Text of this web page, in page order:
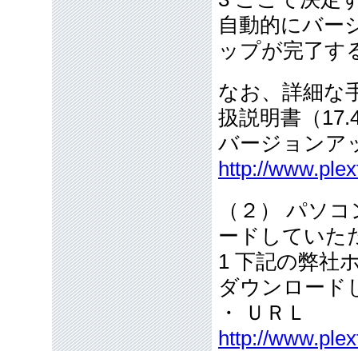
自動的にバー
ップが完了す
なお、詳細な
扱説明書（
バージョンア
http://
（２） パソ
ードしていた
1 下記の弊社
ダウンロード
・ ＵＲＬ
http://